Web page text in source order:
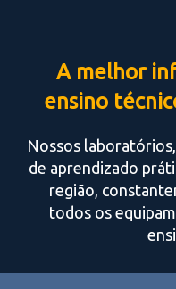
A melhor
ensino
Nossos
de aprendizado
região,
todos os